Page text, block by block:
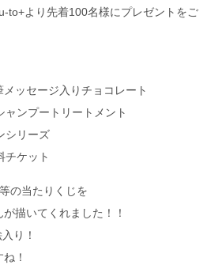
to+より先着100名様にプレゼントをご
ッセージ入りチョコレート
ャンプートリートメント
シリーズ
チケット
等の当たりくじを
描いてくれました！！
り！
！